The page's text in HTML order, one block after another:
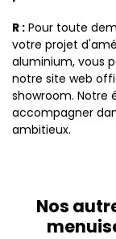
R : Pour toute
votre projet
aluminium, vous
notre site web
showroom. Notre
accompagner
ambitieux.
Nos